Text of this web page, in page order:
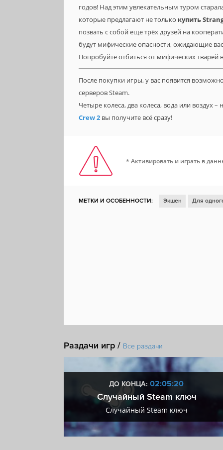
годов! Над этим увлекательным туром
которые предлагают не только купить
позвать с собой еще трёх друзей на
будут мифические опасности, ожидающие
Попробуйте отбиться от мифических
После покупки игры, у вас появится
серверов Steam.
Четыре колеса, два колеса, вода или
Crew 2 вы получите всё сразу!
* Активировать и играть в
МЕТКИ И ОСОБЕННОСТИ: Экшен Для
Раздачи игр / Все раздачи
ДО КОНЦА: 02:05:19
Случайный Steam ключ
Случайный Steam ключ